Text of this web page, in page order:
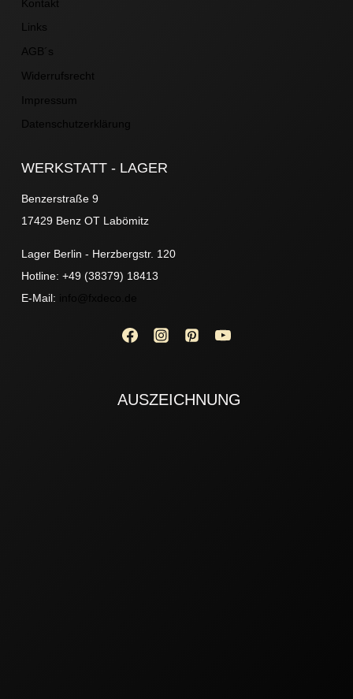
Kontakt
Links
AGB´s
Widerrufsrecht
Impressum
Datenschutzerklärung
WERKSTATT - LAGER
Benzerstraße 9
17429 Benz OT Labömitz
Lager Berlin - Herzbergstr. 120
Hotline: +49 (38379) 18413
E-Mail:
AUSZEICHNUNG